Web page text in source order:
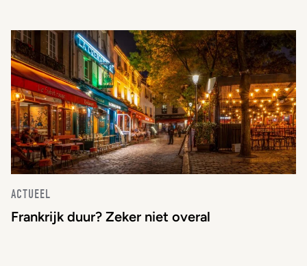
ACTUEEL
Frankrijk duur? Zeker niet overal